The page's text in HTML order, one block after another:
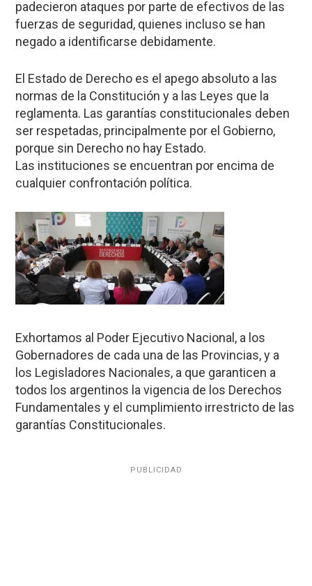
padecieron ataques por parte de efectivos de las
fuerzas de seguridad, quienes incluso se han
negado a identificarse debidamente.
El Estado de Derecho es el apego absoluto a las
normas de la Constitución y a las Leyes que la
reglamenta. Las garantías constitucionales deben
ser respetadas, principalmente por el Gobierno,
porque sin Derecho no hay Estado.
Las instituciones se encuentran por encima de
cualquier confrontación política.
Exhortamos al Poder Ejecutivo Nacional, a los
Gobernadores de cada una de las Provincias, y a
los Legisladores Nacionales, a que garanticen a
todos los argentinos la vigencia de los Derechos
Fundamentales y el cumplimiento irrestricto de las
garantías Constitucionales.
PUBLICIDAD